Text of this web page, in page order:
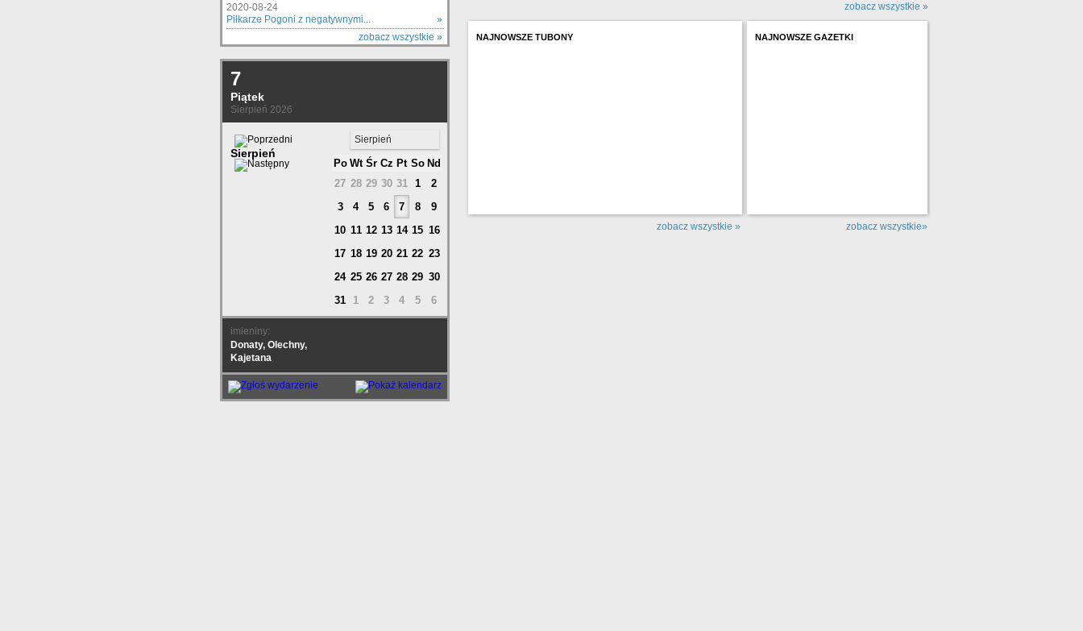
2020-08-24
Piłkarze Pogoni z negatywnymi...
»
zobacz wszystkie »
7
Piątek
Sierpień 2026
Sierpień
Sierpień
Po Wt Śr Cz Pt So Nd
27 28 29 30 31 1
2
3
4 5 6 7 8
9
10 11 12 13 14 15 16
17 18 19 20 21 22 23
24 25 26 27 28 29 30
31
1 2 3 4 5 6
imieniny:
Donaty, Olechny,
Kajetana
zobacz wszystkie »
NAJNOWSZE TUBONY NAJNOWSZE GAZETKI
zobacz wszystkie » zobacz wszystkie»